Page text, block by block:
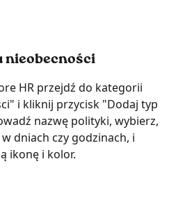
nieobecności
HR przejdź do kategorii
i kliknij przycisk "Dodaj typ
nazwę polityki, wybierz,
dniach czy godzinach, i
ikonę i kolor.